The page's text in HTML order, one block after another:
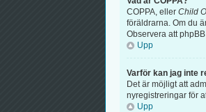
COPPA, eller Child
föräldrarna. Om du
Observera att
Upp
Varför kan jag inte
Det är möjligt att
nyregistreringar för
Upp